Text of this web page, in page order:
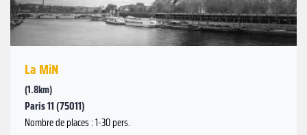
La MiN
(1.8km)
Paris 11 (75011)
Nombre de places : 1-30 pers.